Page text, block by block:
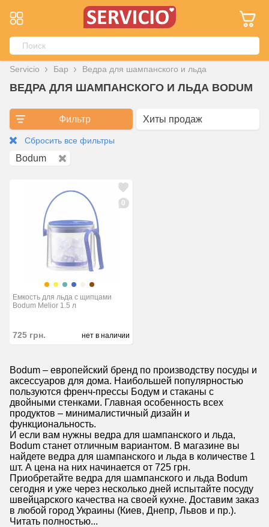
Servicio Бар Ведра для шампанского и льда
ВЕДРА ДЛЯ ШАМПАНСКОГО И ЛЬДА BODUM
Фильтр
Сбросить все фильтры
Bodum
0
Емкость для льда с щипцами
Bodum Melior 1.5 л
725 грн. нет в наличии
Bodum – европейский бренд по производству посуды и
аксессуаров для дома. Наибольшей популярностью
пользуются френч-прессы Бодум и стаканы с
двойными стенками. Главная особенность всех
продуктов – минималистичный дизайн и
функциональность.
И если вам нужны ведра для шампанского и льда,
Bodum станет отличным вариантом. В магазине вы
найдете ведра для шампанского и льда в количестве 1
шт. А цена на них начинается от 725 грн.
Приобретайте ведра для шампанского и льда Bodum
сегодня и уже через несколько дней испытайте посуду
швейцарского качества на своей кухне. Доставим заказ
в любой город Украины (Киев, Днепр, Львов и пр.).
Читать полностью...